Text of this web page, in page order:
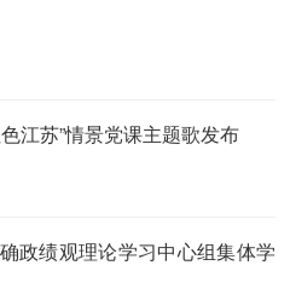
江苏”情景党课主题歌发布
政绩观理论学习中心组集体学